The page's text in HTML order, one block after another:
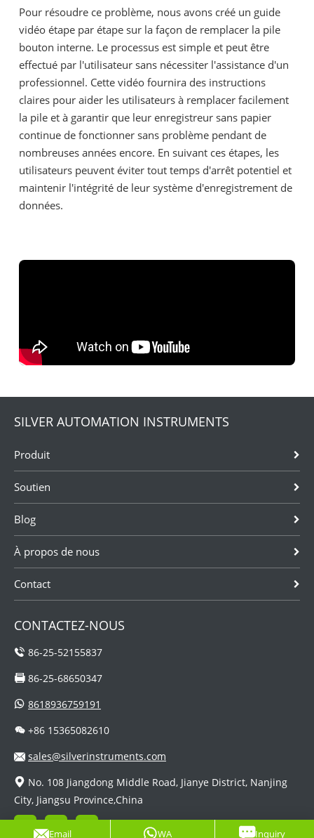
Pour résoudre ce problème, nous avons créé un guide
vidéo étape par étape sur la façon de remplacer la pile
bouton interne. Le processus est simple et peut être
effectué par l'utilisateur sans nécessiter l'assistance d'un
professionnel. Cette vidéo fournira des instructions
claires pour aider les utilisateurs à remplacer facilement
la pile et à garantir que leur enregistreur sans papier
continue de fonctionner sans problème pendant de
nombreuses années encore. En suivant ces étapes, les
utilisateurs peuvent éviter tout temps d'arrêt potentiel et
maintenir l'intégrité de leur système d'enregistrement de
données.
Email WA Inquiry
SILVER AUTOMATION INSTRUMENTS
Produit
Soutien
Blog
À propos de nous
Contact
CONTACTEZ-NOUS
86-25-52155837
86-25-68650347
8618936759191
+86 15365082610
sales@silverinstruments.com
No. 108 Jiangdong Middle Road, Jianye District, Nanjing
City, Jiangsu Province,China